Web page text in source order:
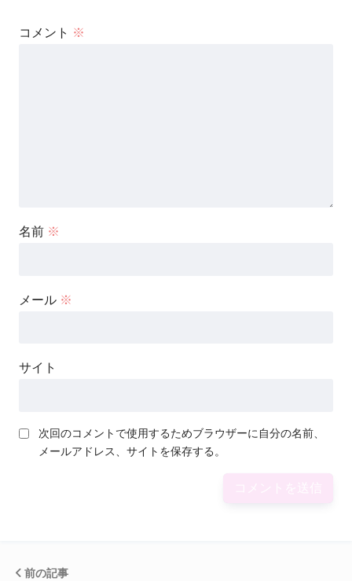
コメント ※
名前 ※
メール ※
サイト
次回のコメントで使用するためブラウザーに自分の名前、
メールアドレス、サイトを保存する。
前の記事